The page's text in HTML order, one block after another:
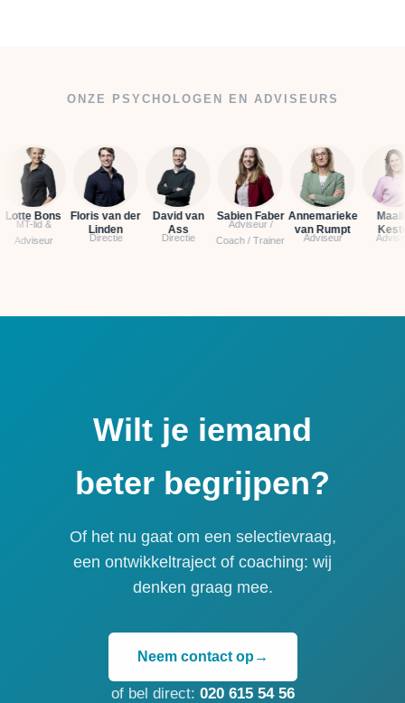
ONZE PSYCHOLOGEN EN ADVISEURS
Bons
lid &
Floris van der
Linden
Directie
David van
Directie
Sabien Faber
Adviseur /
Coach / Trainer
Annemarieke
van Rumpt
Adviseur
Maaike
Kester
Adviseur
Wilt je iemand
beter begrijpen?
Of het nu gaat om een selectievraag,
een ontwikkeltraject of coaching: wij
denken graag mee.
Neem contact op→
of bel direct: 020 615 54 56